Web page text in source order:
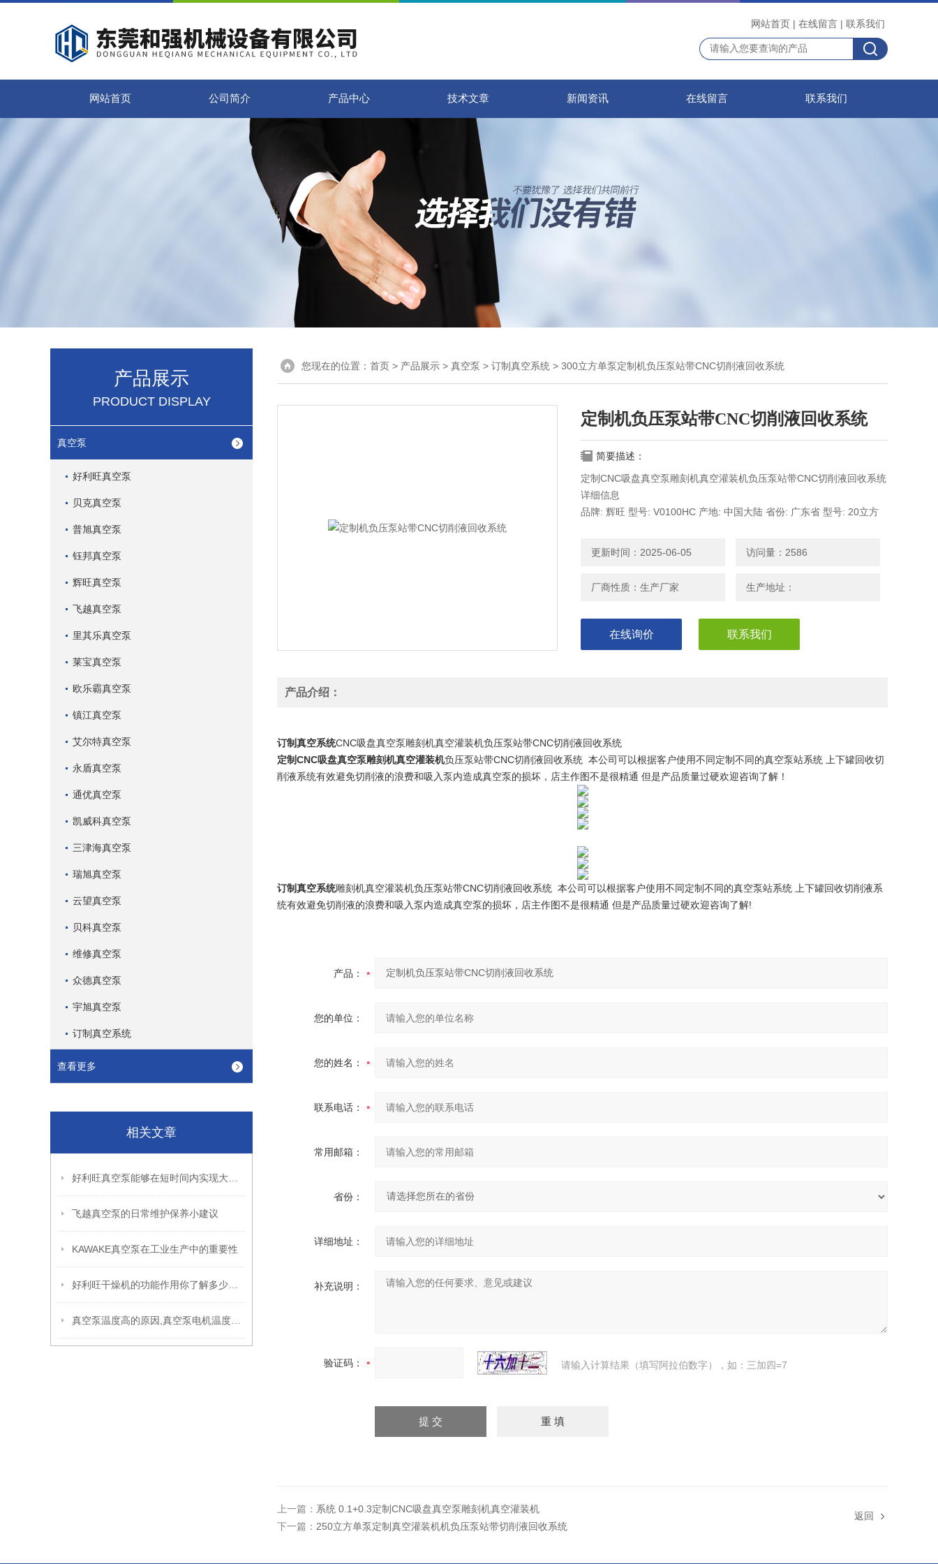
网站首页 | 在线留言 | 联系我们
网站首页 公司简介 产品中心 技术文章 新闻资讯 在线留言 联系我们
产品展示
PRODUCT DISPLAY
真空泵
好利旺真空泵
贝克真空泵
普旭真空泵
钰邦真空泵
辉旺真空泵
飞越真空泵
里其乐真空泵
莱宝真空泵
欧乐霸真空泵
镇江真空泵
艾尔特真空泵
永盾真空泵
通优真空泵
凯威科真空泵
三津海真空泵
瑞旭真空泵
云望真空泵
贝科真空泵
维修真空泵
众德真空泵
宇旭真空泵
订制真空系统
查看更多
相关文章
飞越真空泵的日常维护保养小建议
KAWAKE真空泵在工业生产中的重要性
您现在的位置： 首页 > 产品展示 > 真空泵 > 订制真空系统 > 300立方单泵定制机负压泵站带CNC切削液回收系统
定制机负压泵站带CNC切削液回收系统
简要描述：
定制CNC吸盘真空泵雕刻机真空灌装机负压泵站带CNC切削液回收系统
详细信息
品牌: 辉旺 型号: V0100HC 产地: 中国大陆 省份: 广东省 型号: 20立方
200立方单泵 250立方单泵 300立方单泵 切削液回收系统 140L+0.5L 切
更新时间：2025-06-05 访问量：2586
厂商性质：生产厂家 生产地址：
在线询价 联系我们
产品介绍：
订制真空系统CNC吸盘真空泵雕刻机真空灌装机负压泵站带CNC切削液回收系统
定制CNC吸盘真空泵雕刻机真空灌装机负压泵站带CNC切削液回收系统 本公司可以根据客户使用不同定制不同的真空泵站系统 上下罐回收切
削液系统有效避免切削液的浪费和吸入泵内造成真空泵的损坏，店主作图不是很精通 但是产品质量过硬欢迎咨询了解！
订制真空系统雕刻机真空灌装机负压泵站带CNC切削液回收系统 本公司可以根据客户使用不同定制不同的真空泵站系统 上下罐回收切削液系
统有效避免切削液的浪费和吸入泵内造成真空泵的损坏，店主作图不是很精通 但是产品质量过硬欢迎咨询了解!
产品：
您的单位：
您的姓名：
联系电话：
常用邮箱：
省份：
详细地址：
补充说明：
验证码： 请输入计算结果（填写阿拉伯数字），如：三加四=7
上一篇： 系统 0.1+0.3定制CNC吸盘真空泵雕刻机真空灌装机
下一篇： 250立方单泵定制真空灌装机机负压泵站带切削液回收系统
返回